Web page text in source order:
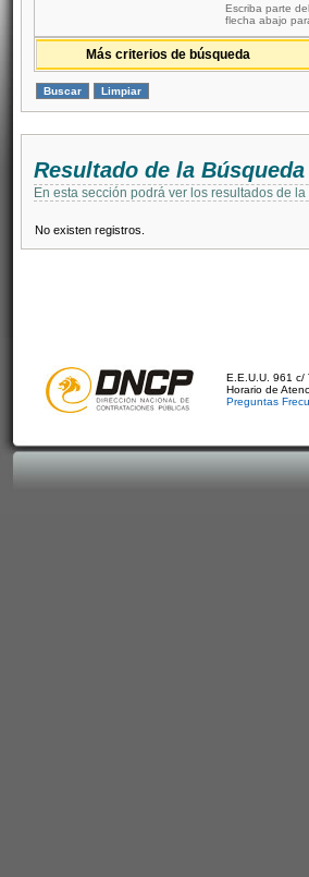
Escriba parte
flecha abajo
Más criterios de búsqueda
Resultado de la Búsqueda
En esta sección podrá ver los resultados de
No existen registros.
E.E.U.U. 961 c/
Horario de
Preguntas